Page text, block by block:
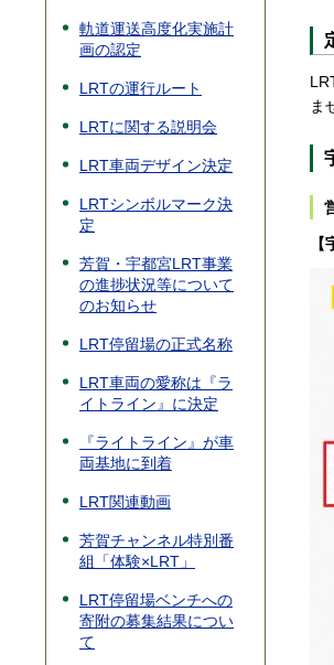
軌道運送高度化実施計
画の認定
LRTの運行ルート
LRTに関する説明会
LRT車両デザイン決定
LRTシンボルマーク決
定
芳賀・宇都宮LRT事業
の進捗状況等について
のお知らせ
LRT停留場の正式名称
LRT車両の愛称は『ラ
イトライン』に決定
『ライトライン』が車
両基地に到着
LRT関連動画
芳賀チャンネル特別番
組「体験×LRT」
LRT停留場ベンチへの
寄附の募集結果につい
て
ま